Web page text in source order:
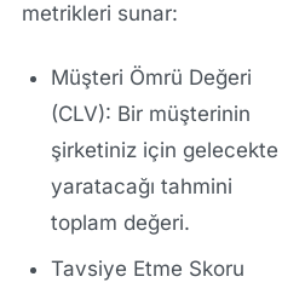
metrikleri sunar:
Müşteri Ömrü Değeri
(CLV): Bir müşterinin
şirketiniz için gelecekte
yaratacağı tahmini
toplam değeri.
Tavsiye Etme Skoru